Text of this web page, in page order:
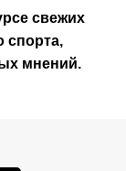
свежих
спорта,
мнений.